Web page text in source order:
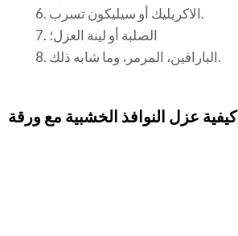
الاكريليك أو سيليكون تسرب.
الصلبة أو لينة العزل؛
البارافين، المرمر، وما شابه ذلك.
كيفية عزل النوافذ الخشبية مع ورقة